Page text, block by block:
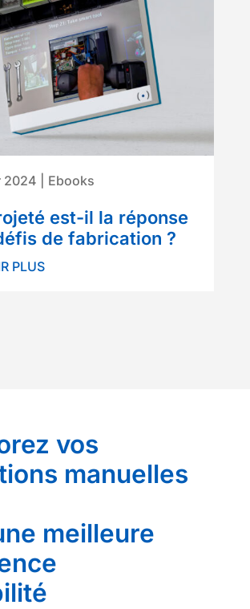
est-il la réponse
de fabrication ?
2024 Ebooks
PLUS
vos
manuelles
meilleure